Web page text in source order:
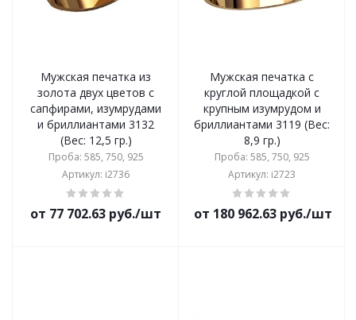
Мужская печатка из
золота двух цветов с
сапфирами, изумрудами
и бриллиантами 3132
(Вес: 12,5 гр.)
Проба: 585, 750, 925
Артикул: i2736
от 77 702.63 руб./шт
Мужская печатка с
круглой площадкой с
крупным изумрудом и
бриллиантами 3119 (Вес:
8,9 гр.)
Проба: 585, 750, 925
Артикул: i2723
от 180 962.63 руб./шт